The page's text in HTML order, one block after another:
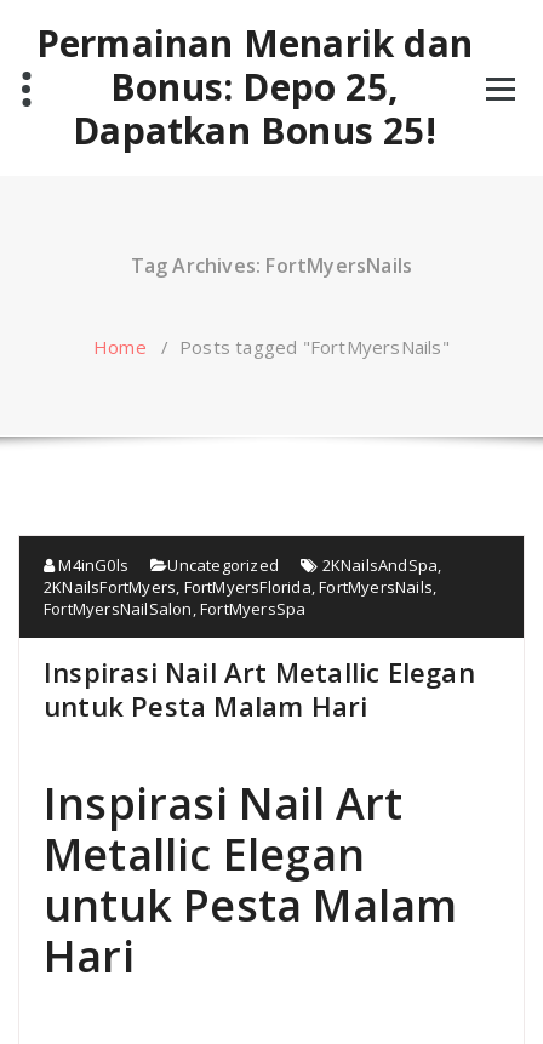
contentPermainan Menarik dan
Bonus: Depo 25,
Dapatkan Bonus 25!
Tag Archives: FortMyersNails
Home / Posts tagged "FortMyersNails"
M4inG0ls Uncategorized 2KNailsAndSpa
2KNailsFortMyers FortMyersFlorida ,FortMyersNails
FortMyersNailSalon ,FortMyersSpa
Inspirasi Nail Art Metallic Elegan
untuk Pesta Malam Hari
Inspirasi Nail Art
Metallic Elegan
untuk Pesta Malam
Hari